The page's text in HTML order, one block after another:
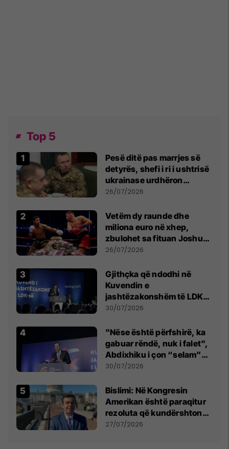
Top 5
Pesë ditë pas marrjes së
detyrës, shefi i ri i ushtrisë
ukrainase urdhëron
kontroll të madh
26/07/2026
Vetëm dy raunde dhe
miliona euro në xhep,
zbulohet sa fituan Joshua
e Prenga
26/07/2026
Gjithçka që ndodhi në
Kuvendin e
jashtëzakonshëm të LDK-
së
30/07/2026
"Nëse është përfshirë, ka
gabuar rëndë, nuk i falet",
Abdixhiku i çon “selam”
Përparim Ramës
30/07/2026
Bislimi: Në Kongresin
Amerikan është paraqitur
rezoluta që kundërshton
mbajtjen e Asamblesë
27/07/2026